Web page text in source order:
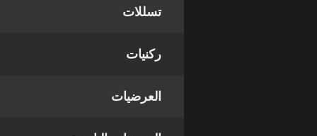
تسللات
ركنيات
العرضيات